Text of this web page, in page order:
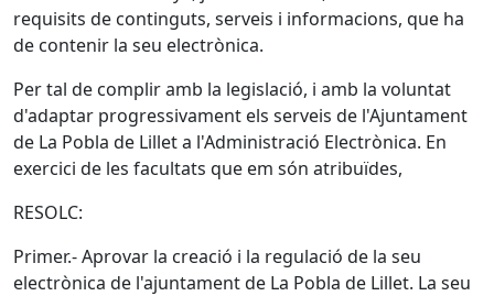
requisits de continguts, serveis i informacions, que ha
de contenir la seu electrònica.
Per tal de complir amb la legislació, i amb la voluntat
d'adaptar progressivament els serveis de l'Ajuntament
de La Pobla de Lillet a l'Administració Electrònica. En
exercici de les facultats que em són atribuïdes,
RESOLC:
Primer.- Aprovar la creació i la regulació de la seu
electrònica de l'ajuntament de La Pobla de Lillet. La seu